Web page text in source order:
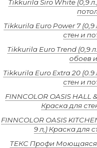
Tikkurila Siro White (0,9
Tikkurila Euro Power 7 (0,9
стен и
Tikkurila Euro Trend (0,9
обоев
Tikkurila Euro Extra 20 (0.9
стен и
FINNCOLOR OASIS HALL
Краска для
FINNCOLOR OASIS
9 л,) Краска для
ТЕКС Профи Моющаяся